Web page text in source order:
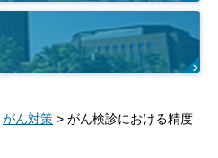
がん対策 > がん検診における精度